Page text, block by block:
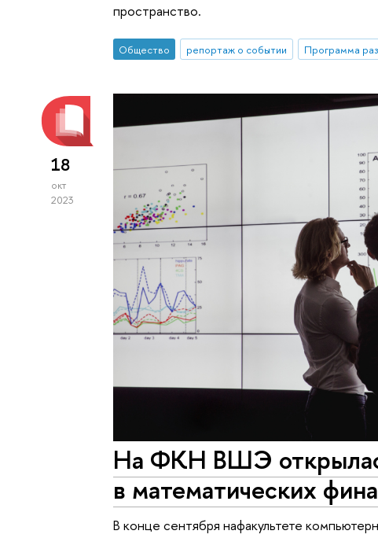
пространство.
Общество репортаж о событии Программа
18
окт
2023
На ФКН ВШЭ
в математических
В конце сентября нафакультете